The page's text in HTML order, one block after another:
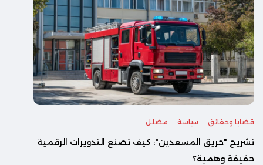
قضايا وحقائق سياسة مضلل
تشريح "حريق المسعدين": كيف تصنع التدويرات الرقمية
حقيقة وهمية؟